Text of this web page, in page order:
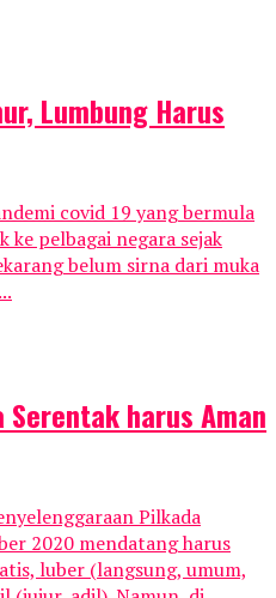
Lumbung Harus
covid 19 yang bermula
ke pelbagai negara sejak
belum sirna dari muka
harus Aman
Pilkada
2020 mendatang harus
luber (langsung, umum,